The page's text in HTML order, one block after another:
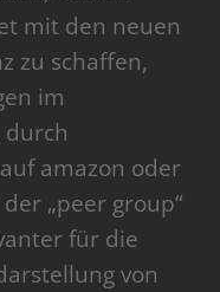
mit den neuen
zu schaffen,
im
amazon oder
„peer group“
für die
von